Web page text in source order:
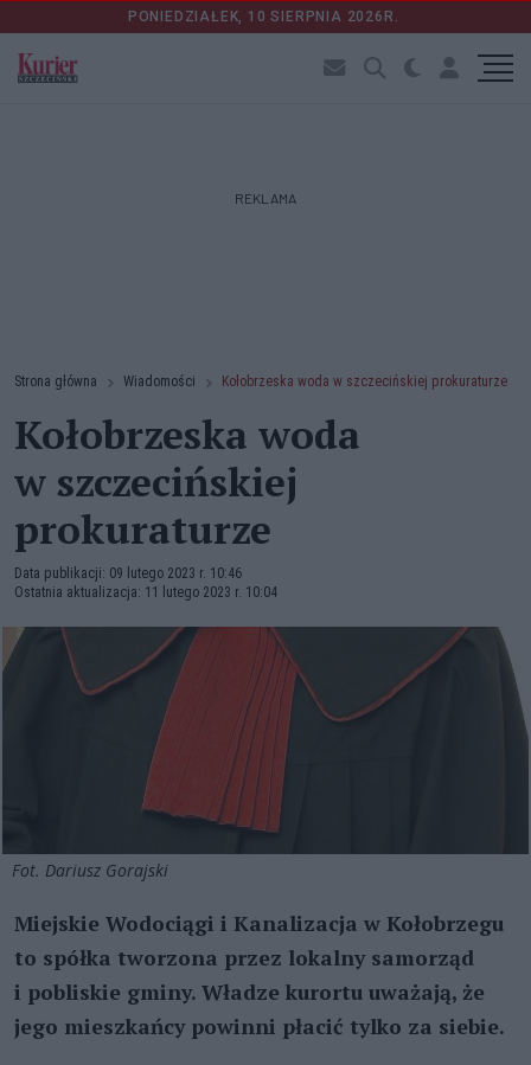
PONIEDZIAŁEK, 10 SIERPNIA 2026R.
REKLAMA
Strona główna Wiadomości Kołobrzeska woda w szczecińskiej prokuraturze
Kołobrzeska woda
w szczecińskiej
prokuraturze
Data publikacji: 09 lutego 2023 r. 10:46
Ostatnia aktualizacja: 11 lutego 2023 r. 10:04
Fot. Dariusz Gorajski
Miejskie Wodociągi i Kanalizacja w Kołobrzegu
to spółka tworzona przez lokalny samorząd
i pobliskie gminy. Władze kurortu uważają, że
jego mieszkańcy powinni płacić tylko za siebie.